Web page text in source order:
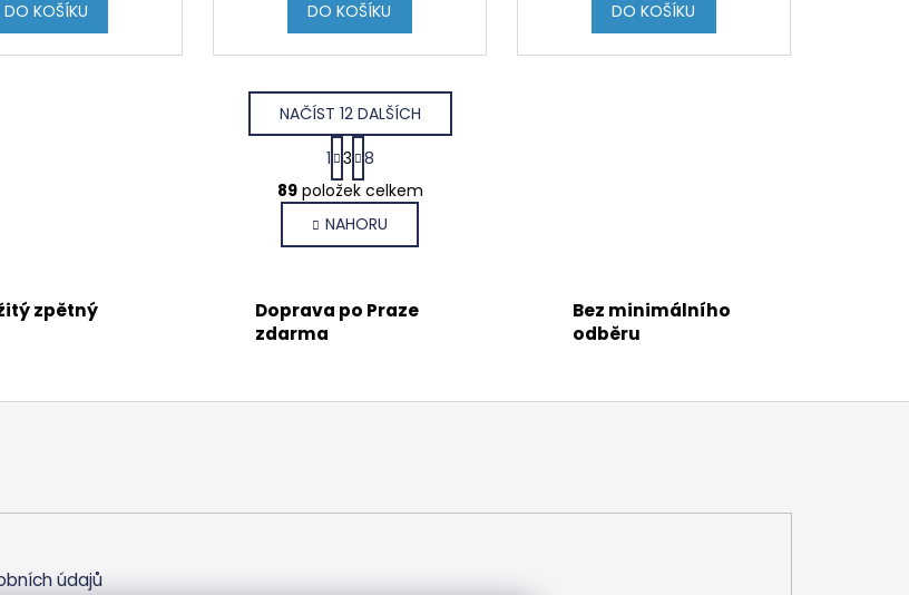
DO KOŠÍKU DO KOŠÍKU DO KOŠÍKU
O
v
l
á
a
c
r
ý
NAČÍST 12 DALŠÍCH
S
t
r
á
n
k
á
1 3 8
89položek celkem
NAHORU
zpětný
Doprava po Praze
zdarma
Bez minimálního
odběru
údajů